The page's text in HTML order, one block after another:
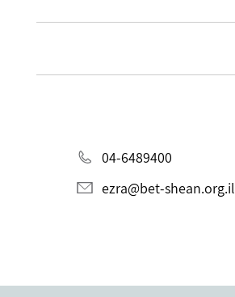
04-6489400
ezra@bet-shean.org.il